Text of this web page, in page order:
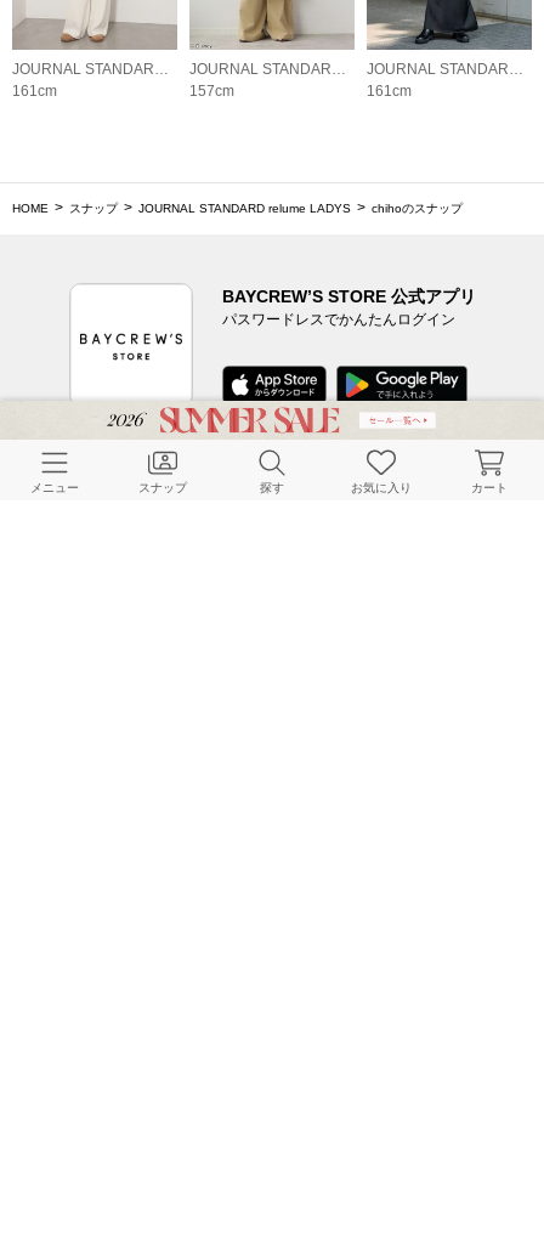
JOURNAL STANDARD relume LADYS
161cm
JOURNAL STANDARD relume LADYS
157cm
JOURNAL STANDARD relume LADYS
161cm
HOME スナップ JOURNAL STANDARD relume LADYS chihoのスナップ
BAYCREW’S STORE 公式アプリ
パスワードレスでかんたんログイン
CUSTOMER SERVICE
メニュー スナップ 探す お気に入り カート